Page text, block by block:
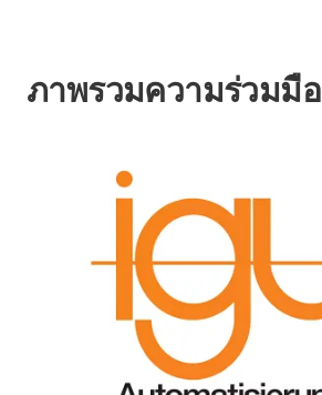
ภาพรวมความร่วมมือ